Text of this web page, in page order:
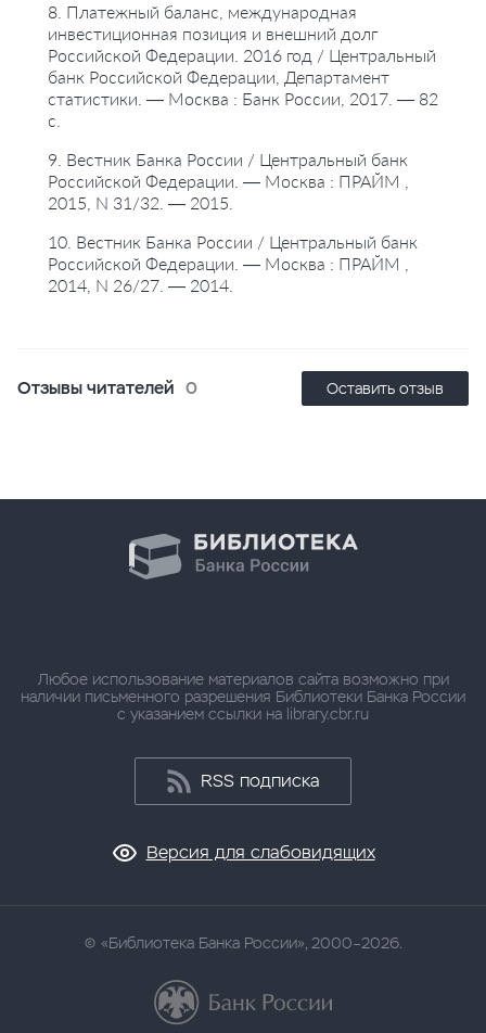
8. Платежный баланс, международная
инвестиционная позиция и внешний долг
Российской Федерации. 2016 год / Центральный
банк Российской Федерации, Департамент
статистики. — Москва : Банк России, 2017. — 82
с.
9. Вестник Банка России / Центральный банк
Российской Федерации. — Москва : ПРАЙМ ,
2015, N 31/32. — 2015.
10. Вестник Банка России / Центральный банк
Российской Федерации. — Москва : ПРАЙМ ,
2014, N 26/27. — 2014.
Отзывы читателей 0 Оставить отзыв
Любое использование материалов сайта возможно при
наличии письменного разрешения Библиотеки Банка России
с указанием ссылки на library.cbr.ru
RSS подписка
Версия для слабовидящих
«Библиотека Банка России», 2000–2026.